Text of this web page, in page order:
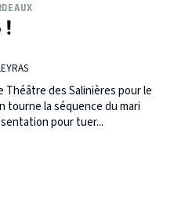
!
Théâtre des Salinières pour le
tourne la séquence du mari
pour tuer...